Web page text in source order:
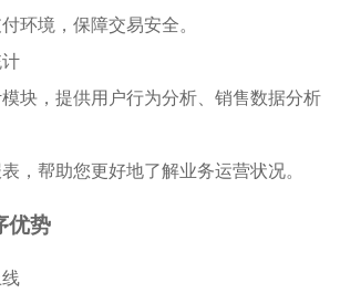
环境，保障交易安全。
块，提供用户行为分析、销售数据分析
，帮助您更好地了解业务运营状况。
优势